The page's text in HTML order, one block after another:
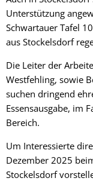
Unterstützung
Schwartauer Tafel
aus Stockelsdorf
Die Leiter der
Westfehling, sowie
suchen dringend
Essensausgabe, im
Bereich.
Um Interessierte
Dezember 2025
Stockelsdorf